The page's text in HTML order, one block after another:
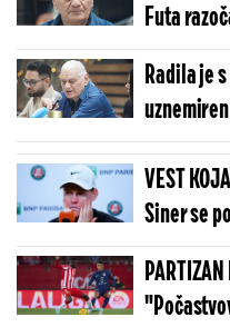
Futa
pesmu
Radila je
VEST
Siner se
PARTIZAN